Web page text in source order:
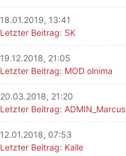
18.01.2019, 13:41
Letzter Beitrag: SK
19.12.2018, 21:05
Letzter Beitrag: MOD olnima
20.03.2018, 21:20
Letzter Beitrag: ADMIN_Marcus
12.01.2018, 07:53
Letzter Beitrag: Kalle